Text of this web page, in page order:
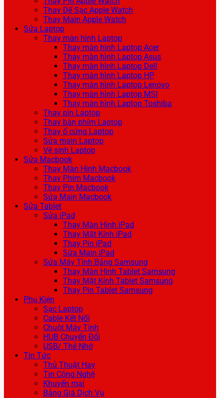
Thay Đế Sạc Apple Watch
Thay Main Apple Watch
Sửa Laptop
Thay màn hình Laptop
Thay màn hình Laptop Acer
Thay màn hình Laptop Asus
Thay màn hình Laptop Dell
Thay màn hình Laptop HP
Thay màn hình Laptop Lenovo
Thay màn hình Laptop MSI
Thay màn hình Laptop Toshiba
Thay pin Laptop
Thay bàn phím Laptop
Thay ổ cứng Laptop
Sửa main Laptop
Vệ sinh Laptop
Sửa Macbook
Thay Màn Hình Macbook
Thay Phím Macbook
Thay Pin Macbook
Sửa Main Macbook
Sửa Tablet
Sửa iPad
Thay Màn Hình iPad
Thay Mặt Kính iPad
Thay Pin iPad
Sửa Main iPad
Sửa Máy Tính Bảng Samsung
Thay Màn Hình Tablet Samsung
Thay Mặt Kính Tablet Samsung
Thay Pin Tablet Samsung
Phụ Kiện
Sạc Laptop
Cable Kết Nối
Chuột Máy Tính
HUB Chuyển Đổi
USB/ Thẻ Nhớ
Tin Tức
Thủ Thuật Hay
Tin Công Nghệ
Khuyến mại
Bảng Giá Dịch Vụ